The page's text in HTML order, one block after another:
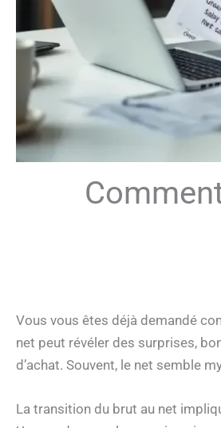
Vous vous êtes déjà demandé
net peut révéler des surprises,
d’achat. Souvent, le net semble
La transition du brut au net